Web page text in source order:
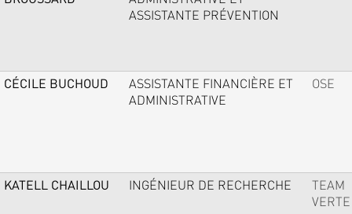
ASSISTANTE PRÉVENTION
CÉCILE BUCHOUD
ASSISTANTE FINANCIÈRE ET
ADMINISTRATIVE
OSE
KATELL CHAILLOU INGÉNIEUR DE RECHERCHE
TEAM
VERTE